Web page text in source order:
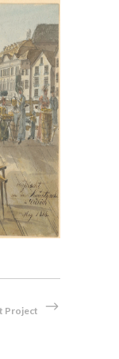
Project